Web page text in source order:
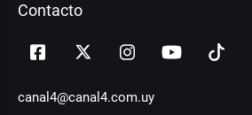
Contacto
canal4@canal4.com.uy